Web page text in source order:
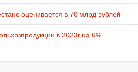
оценивается в 70 млрд рублей
в 2023г на 6%